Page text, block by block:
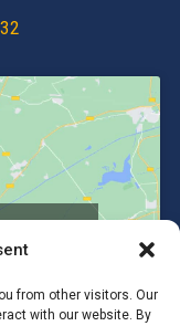
from other visitors. Our
with our website. By